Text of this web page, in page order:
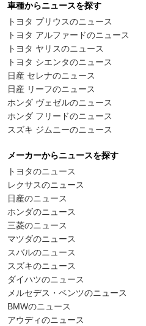
車種からニュースを探す
トヨタ プリウスのニュース
トヨタ アルファードのニュース
トヨタ ヤリスのニュース
トヨタ シエンタのニュース
日産 セレナのニュース
日産 リーフのニュース
ホンダ ヴェゼルのニュース
ホンダ フリードのニュース
スズキ ジムニーのニュース
メーカーからニュースを探す
トヨタのニュース
レクサスのニュース
日産のニュース
ホンダのニュース
三菱のニュース
マツダのニュース
スバルのニュース
スズキのニュース
ダイハツのニュース
メルセデス・ベンツのニュース
BMWのニュース
アウディのニュース